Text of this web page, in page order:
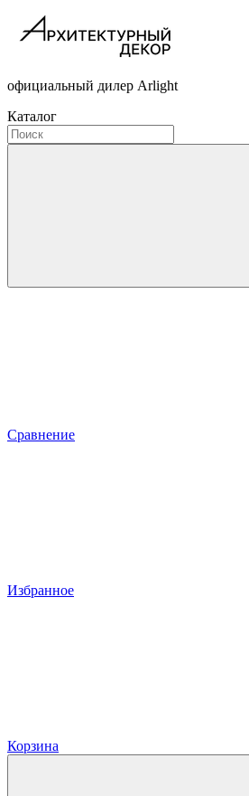
официальный дилер Arlight
Каталог
Сравнение
Избранное
Корзина